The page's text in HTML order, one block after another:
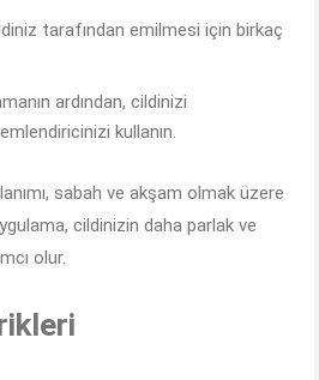
tarafından emilmesi için birkaç
ardından, cildinizi
kullanın.
sabah ve akşam olmak üzere
cildinizin daha parlak ve
olur.